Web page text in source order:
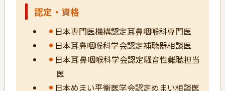
認定・資格
日本専門医機構認定耳鼻咽喉科専門医
日本耳鼻咽喉科学会認定補聴器相談医
日本耳鼻咽喉科学会認定騒音性難聴担当
医
日本めまい平衡医学会認定めまい相談医